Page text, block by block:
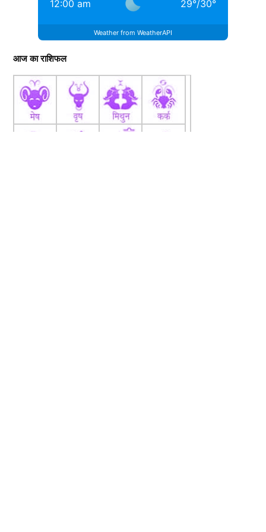
12:00 am 29°/30°
Weather from WeatherAPI
आज का राशिफल